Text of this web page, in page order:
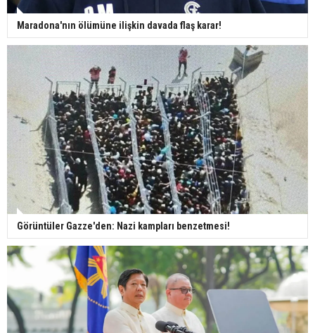
Maradona'nın ölümüne ilişkin davada flaş karar!
Görüntüler Gazze'den: Nazi kampları benzetmesi!